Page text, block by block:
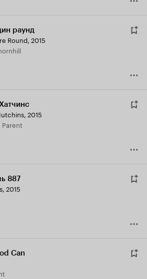
раунд
Round, 2015
, 2015
Parent
887
, 2015
Can